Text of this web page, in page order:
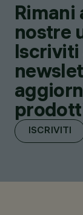
Rimani
nostre
Iscriviti
ISCRIVITI